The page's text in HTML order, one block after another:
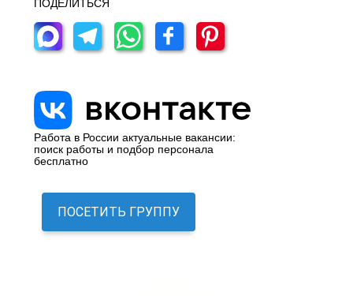
ПОДЕЛИТЬСЯ
Работа в России актуальные вакансии:
поиск работы и подбор персонала
бесплатно
ПОСЕТИТЬ ГРУППУ